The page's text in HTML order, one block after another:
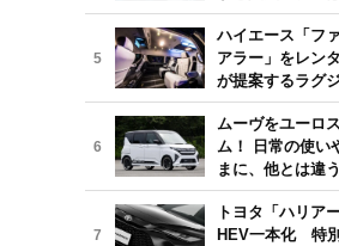
月版】
5
ハイエース「フ
アラー」をレン
が提案するラグ
動体験
6
ムーヴをユーロ
ム！ 日常の使い
まに、他とは違
7
トヨタ「ハリア
HEV一本化 特